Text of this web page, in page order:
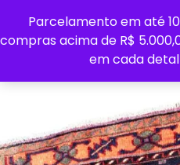
Parcelamento em até
compras acima de R$
em cada